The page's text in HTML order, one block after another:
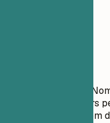
|
- Cours
Honneurs/Prix : [Nom